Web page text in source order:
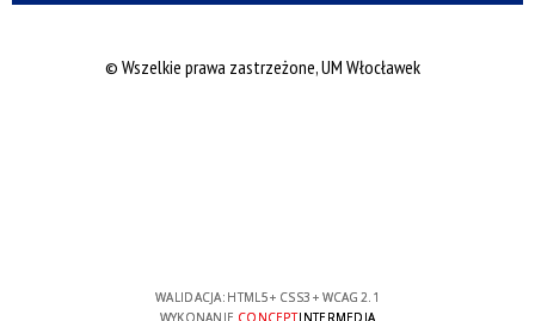
© Wszelkie prawa zastrzeżone, UM Włocławek
WALIDACJA: HTML5+ CSS3 + WCAG 2.1